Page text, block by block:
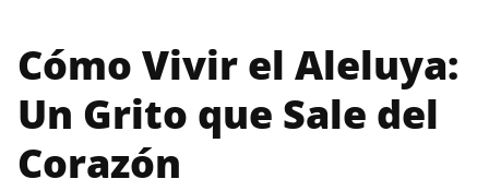
Cómo Vivir el Aleluya:
Un Grito que Sale del
Corazón